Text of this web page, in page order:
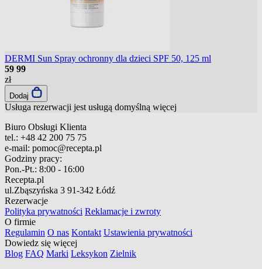
DERMI Sun Spray ochronny dla dzieci SPF 50, 125 ml
59 99
zł
Dodaj
Usługa rezerwacji jest usługą domyślną więcej
Biuro Obsługi Klienta
tel.: +48 42 200 75 75
e-mail: pomoc@recepta.pl
Godziny pracy:
Pon.-Pt.: 8:00 - 16:00
Recepta.pl
ul.Zbąszyńska 3 91-342 Łódź
Rezerwacje
Polityka prywatności Reklamacje i zwroty
O firmie
Regulamin O nas Kontakt Ustawienia prywatności
Dowiedz się więcej
Blog FAQ Marki Leksykon Zielnik